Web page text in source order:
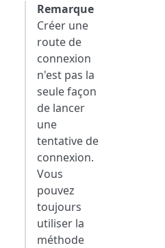
Remarque
Créer une
route de
connexion
n'est pas la
seule façon
de lancer
une
tentative de
connexion.
Vous
pouvez
toujours
utiliser la
méthode